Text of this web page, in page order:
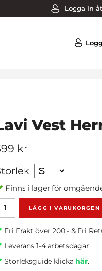
Logga in
Vest
kr
Finns i lager för
LÄGG I VARUKORGEN
Fri Frakt över 200:- & Fri
Leverans 1-4 arbetsdagar
Storleksguide klickahär.